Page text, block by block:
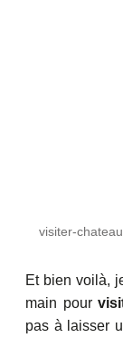
visiter-
Et bien voilà,
main pour
pas à laisser